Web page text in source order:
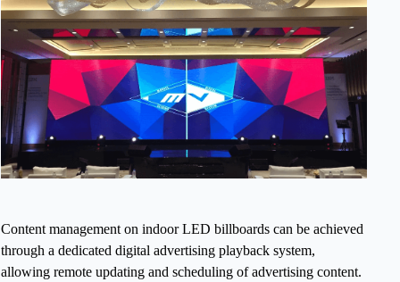
Content management on indoor LED billboards can be achieved
through a dedicated digital advertising playback system,
allowing remote updating and scheduling of advertising content.